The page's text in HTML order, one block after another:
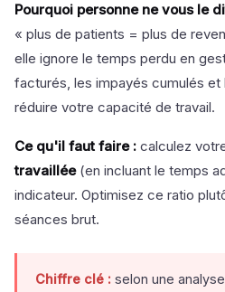
Pourquoi personne ne vous le
« plus de patients = plus de
elle ignore le temps perdu en
facturés, les impayés cumulés
réduire votre capacité de travail.
Ce qu'il faut faire : calculez
travaillée(en incluant le temps
indicateur. Optimisez ce ratio
séances brut.
Chiffre clé : selon une